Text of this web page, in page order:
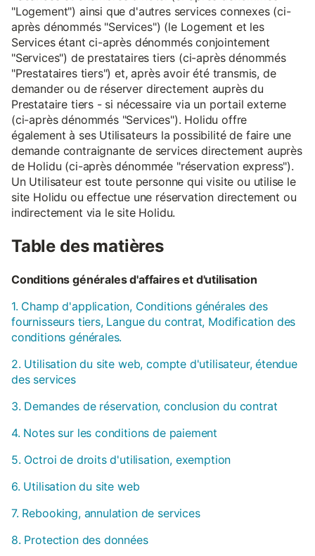
"Logement") ainsi que d'autres services connexes (ci-
après dénommés "Services") (le Logement et les
Services étant ci-après dénommés conjointement
"Services") de prestataires tiers (ci-après dénommés
"Prestataires tiers") et, après avoir été transmis, de
demander ou de réserver directement auprès du
Prestataire tiers - si nécessaire via un portail externe
(ci-après dénommés "Services"). Holidu offre
également à ses Utilisateurs la possibilité de faire une
demande contraignante de services directement auprès
de Holidu (ci-après dénommée "réservation express").
Un Utilisateur est toute personne qui visite ou utilise le
site Holidu ou effectue une réservation directement ou
indirectement via le site Holidu.
Table des matières
Conditions générales d'affaires et d'utilisation
1. Champ d'application, Conditions générales des
fournisseurs tiers, Langue du contrat, Modification des
conditions générales.
2. Utilisation du site web, compte d'utilisateur, étendue
des services
3. Demandes de réservation, conclusion du contrat
4. Notes sur les conditions de paiement
5. Octroi de droits d'utilisation, exemption
6. Utilisation du site web
7. Rebooking, annulation de services
8. Protection des données